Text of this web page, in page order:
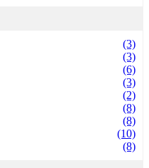
(3)
(3)
(6)
(3)
(2)
(8)
(8)
(10)
(8)